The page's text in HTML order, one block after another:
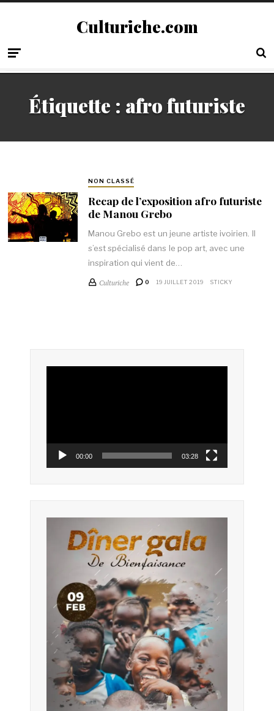
Culturiche.com
Étiquette : afro futuriste
NON CLASSÉ
Recap de l’exposition afro futuriste
de Manou Grebo
Manou Grebo est un jeune artiste ivoirien. Il
s’est spécialisé dans le pop art, avec une
inspiration qui vient de…
Culturiche 0 19 JUILLET 2019 STICKY
00:00 03:28